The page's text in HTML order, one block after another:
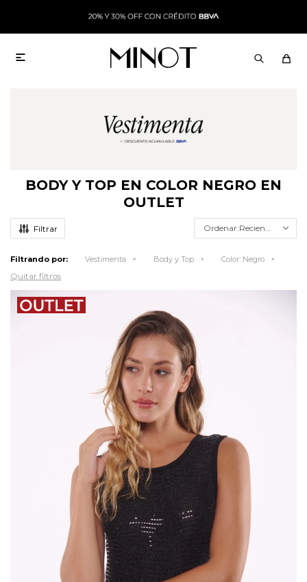

BODY Y TOP EN COLOR NEGRO EN
OUTLET
Recientes
Filtrando por: Vestimenta Body y Top Color: Negro
Quitar filtros